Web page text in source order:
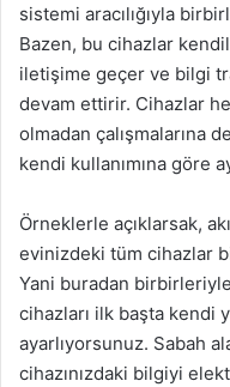
sistemi aracılığıyla
Bazen, bu cihazlar
iletişime geçer ve bilgi
devam ettirir. Cihazlar
olmadan çalışmalarına
kendi kullanımına göre
Örneklerle açıklarsak,
evinizdeki tüm cihazlar
Yani buradan
cihazları ilk başta kendi
ayarlıyorsunuz. Sabah
cihazınızdaki bilgiyi